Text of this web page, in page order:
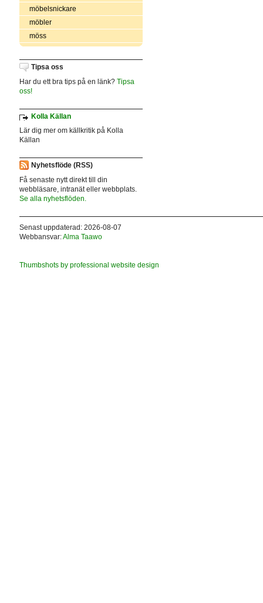
möbelsnickare
möbler
möss
Tipsa oss
Har du ett bra tips på en länk? Tipsa
oss!
Kolla Källan
Lär dig mer om källkritik på Kolla
Källan
Nyhetsflöde (RSS)
Få senaste nytt direkt till din
webbläsare, intranät eller webbplats.
Se alla nyhetsflöden.
Senast uppdaterad: 2026-08-07
Webbansvar:Alma Taawo
Thumbshots by professional website design